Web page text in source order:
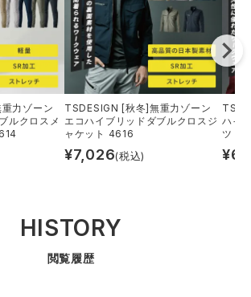
力ゾーン
ルクロスメ
TSDESIGN [秋冬]無重力ゾーン
エコハイブリッドダブルクロスジ
ャケット 4616
¥7,026(税込)
ハイ
ツ
¥
HISTORY
閲覧履歴